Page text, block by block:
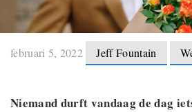
februari 5, 2022 Jeff Fountain
Niemand durft vandaag de dag